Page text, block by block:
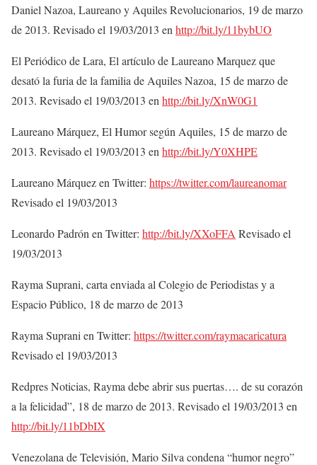
Daniel Nazoa, Laureano y Aquiles Revolucionarios, 19 de marzo
de 2013. Revisado el 19/03/2013 en http://bit.ly/11bybUO
El Periódico de Lara, El artículo de Laureano Marquez que
desató la furia de la familia de Aquiles Nazoa, 15 de marzo de
2013. Revisado el 19/03/2013 en http://bit.ly/XnW0G1
Laureano Márquez, El Humor según Aquiles, 15 de marzo de
2013. Revisado el 19/03/2013 en http://bit.ly/Y0XHPE
Laureano Márquez en Twitter: https://twitter.com/laureanomar
Revisado el 19/03/2013
Leonardo Padrón en Twitter: http://bit.ly/XXoFFA Revisado el
19/03/2013
Rayma Suprani, carta enviada al Colegio de Periodistas y a
Espacio Público, 18 de marzo de 2013
Rayma Suprani en Twitter: https://twitter.com/raymacaricatura
Revisado el 19/03/2013
Redpres Noticias, Rayma debe abrir sus puertas…. de su corazón
a la felicidad”, 18 de marzo de 2013. Revisado el 19/03/2013 en
http://bit.ly/11bDbIX
Venezolana de Televisión, Mario Silva condena “humor negro”